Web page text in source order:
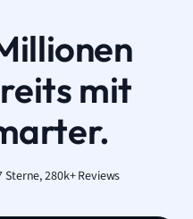
mit
Sterne, 280k+ Reviews